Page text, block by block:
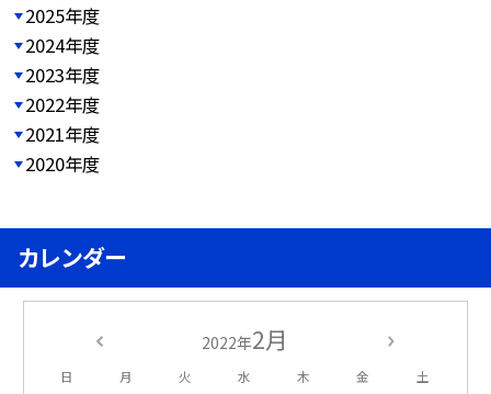
2025年度
2024年度
2023年度
2022年度
2021年度
2020年度
カレンダー
2022年2月
日 月 火 水 木 金 土